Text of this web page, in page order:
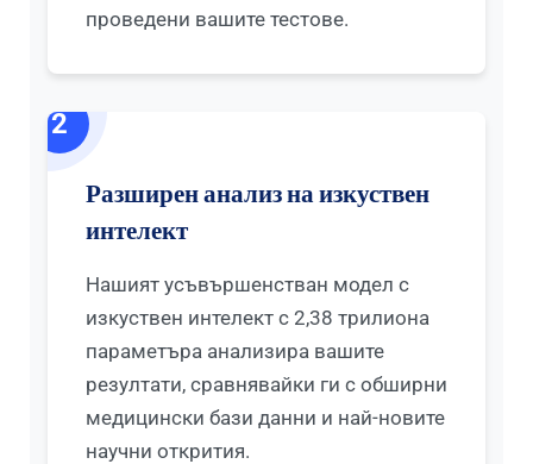
проведени вашите тестове.
2
Разширен анализ на изкуствен
интелект
Нашият усъвършенстван модел с
изкуствен интелект с 2,38 трилиона
параметъра анализира вашите
резултати, сравнявайки ги с обширни
медицински бази данни и най-новите
научни открития.